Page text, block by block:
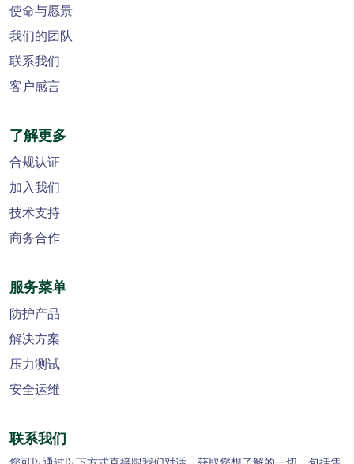
使命与愿景
我们的团队
联系我们
客户感言
了解更多
合规认证
加入我们
技术支持
商务合作
服务菜单
防护产品
解决方案
压力测试
安全运维
联系我们